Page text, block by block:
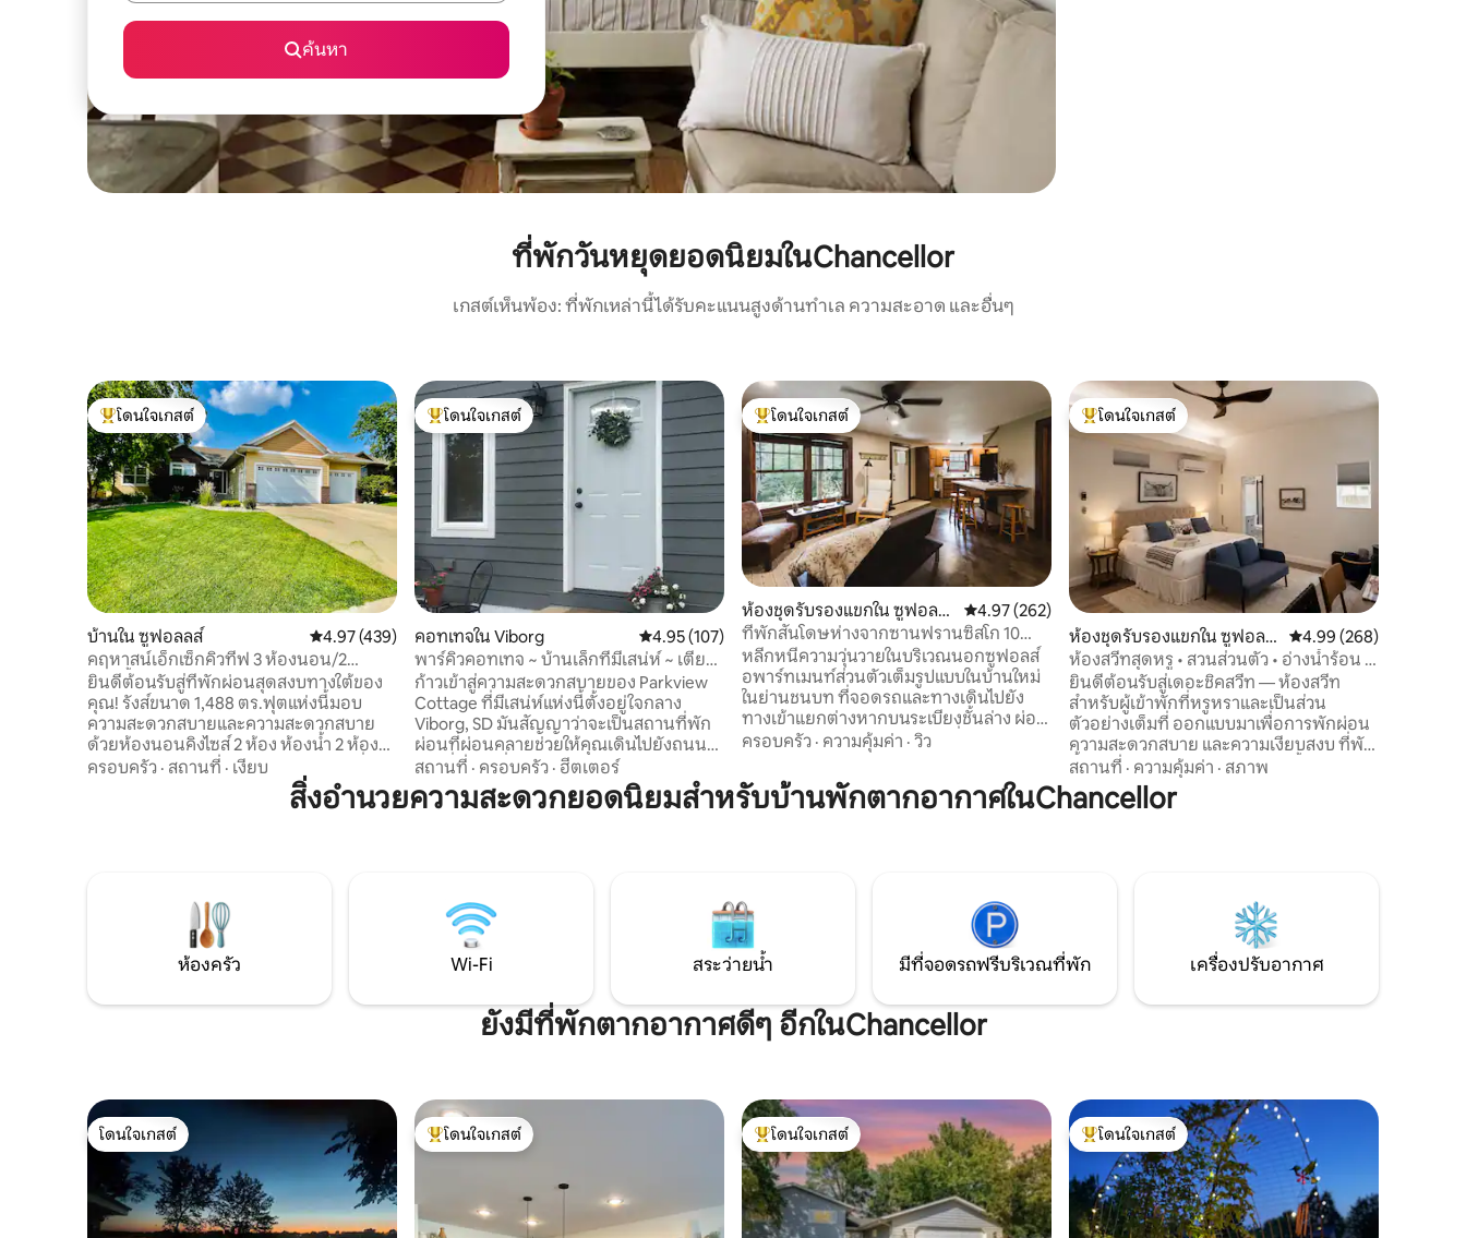
ค้นหา
ที่พักวันหยุดยอดนิยมในChancellor
เกสต์เห็นพ้อง: ที่พักเหล่านี้ได้รับคะแนนสูงด้านทำเล ความสะอาด และอื่นๆ
โดนใจเกสต์ที่สุด
โดนใจเกสต์
บ้านใน ซูฟอลลส์ คะแนนเฉลี่ย 4.97 จาก 5, 439 รีวิว
4.97 (439)
คฤหาสน์เอ็กเซ็กคิวทีฟ 3 ห้องนอน/2
ห้องน้ำ ทางทิศใต้
ยินดีต้อนรับสู่ที่พักผ่อนสุดสงบทางใต้ของ
คุณ! รังส์ขนาด 1,488 ตร.ฟุตแห่งนี้มอบ
ความสะดวกสบายและความสะดวกสบาย
ด้วยห้องนอนคิงไซส์ 2 ห้อง ห้องน้ำ 2 ห้อง
และห้องสวีทสำหรับธุรกิจพร้อมเตียงเดี่ยว
พร้อมทีวีขนาด 65 นิ้ว ลานรั้วดาดฟ้าและโรง
ครอบครัว ผู้เชี่ยวชาญ และนักเดินทางที่
ต้องการการพักผ่อนอย่างเงียบสงบใกล้
สถานที่ท่องเที่ยวในซูฟอลส์
ครอบครัว · สถานที่ · เงียบ
โดนใจเกสต์ที่สุด
โดนใจเกสต์
คอทเทจใน Viborg คะแนนเฉลี่ย 4.95 จาก 5, 107 รีวิว
4.95 (107)
พาร์คิวคอทเทจ ~ บ้านเล็กที่มีเสน่ห์ ~ เตียง
ควีนไซส์!
ก้าวเข้าสู่ความสะดวกสบายของ Parkview
Cottage ที่มีเสน่ห์แห่งนี้ตั้งอยู่ใจกลาง
Viborg, SD มันสัญญาว่าจะเป็นสถานที่พัก
ผ่อนที่ผ่อนคลายช่วยให้คุณเดินไปยังถนน
เมนที่กำลังเฟื่องฟูมีร้านอาหารเดนมาร์ก
ร้านค้าและสถานที่ท่องเที่ยวที่ยอดเยี่ยม
เมื่อคุณเที่ยวชมสถานที่เสร็จแล้วให้พักผ่อน
เปิดสตูดิโอ ห้องครัว✔เต็มรูปแบบ ✔ ระเบียง
✔ สมาททีวี Wi-Fi ✔ ความเร็วสูง ที่✔ จอดรถ
สถานที่ · ครอบครัว · ฮีตเตอร์
โดนใจเกสต์ที่สุด
โดนใจเกสต์
ห้องชุดรับรองแขกใน ซูฟอลล
ส์
คะแนนเฉลี่ย 4.97 จาก 5, 262 รีวิว
4.97 (262)
ที่พักสันโดษห่างจากซานฟรานซิสโก 10
นาที
หลีกหนีความวุ่นวายในบริเวณนอกซูฟอลส์
อพาร์ทเมนท์ส่วนตัวเต็มรูปแบบในบ้านใหม่
ในย่านชนบท ที่จอดรถและทางเดินไปยัง
ทางเข้าแยกต่างหากบนระเบียงชั้นล่าง ผ่อน
คลายบนเตียงคิงไซส์แบบแยกที่ปรับได้ และ
อุ่นเครื่องด้วยห้องอาบน้ำไอน้ำสำหรับ 2 คน
ห้องครัวเต็มรูปแบบ พื้นที่นั่งเล่นพร้อมเตียง
ฟุตง ไม่มีพรม ปูซีเมนต์ขัดเงาพร้อมระบบ
ออกไป 10 ไมล์ และทางหลวง I-90 อยู่ห่าง
ออกไป 10 ไมล์
ครอบครัว · ความคุ้มค่า · วิว
โดนใจเกสต์ที่สุด
โดนใจเกสต์
ห้องชุดรับรองแขกใน ซูฟอลล
ส์
คะแนนเฉลี่ย 4.99 จาก 5,
4.99 (268)
ห้องสวีทสุดหรู • สวนส่วนตัว • อ่างน้ำร้อน •
เตียงคิงไซส์
ยินดีต้อนรับสู่เดอะชิคสวีท — ห้องสวีท
สำหรับผู้เข้าพักที่หรูหราและเป็นส่วน
ตัวอย่างเต็มที่ ออกแบบมาเพื่อการพักผ่อน
ความสะดวกสบาย และความเงียบสงบ ที่พัก
นี้มีเตียงคิงไซส์หรูหรา ห้องอาบน้ำฝักบัว
แบบเรนฟอลล์ สนามหญ้าล้อมรั้วที่เงียบสงบ
และอ่างน้ำร้อนส่วนตัว เหมาะสำหรับนักเดิน
เดิน และพื้นที่กลางแจ้งเป็นของตัวเอง คุณ
จะได้รับความเป็นส่วนตัวอย่างสมบูรณ์ใน
ระหว่างเข้าพัก
สถานที่ · ความคุ้มค่า · สภาพ
สิ่งอำนวยความสะดวกยอดนิยมสำหรับบ้านพักตากอากาศในChancellor
ห้องครัว Wi-Fi สระว่ายน้ำ มีที่จอดรถฟรีบริเวณที่พัก เครื่องปรับอากาศ
ยังมีที่พักตากอากาศดีๆ อีกในChancellor
โดนใจเกสต์
โดนใจเกสต์
โดนใจเกสต์ที่สุด
โดนใจเกสต์
โดนใจเกสต์ที่สุด
โดนใจเกสต์
โดนใจเกสต์ที่สุด
โดนใจเกสต์